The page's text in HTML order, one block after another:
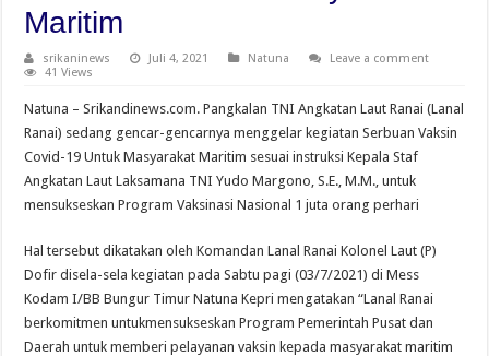
Maritim
srikaninews Juli 4, 2021 Natuna
Leave a comment
41 Views
Natuna – Srikandinews.com. Pangkalan TNI Angkatan Laut Ranai (Lanal
Ranai) sedang gencar-gencarnya menggelar kegiatan Serbuan Vaksin
Covid-19 Untuk Masyarakat Maritim sesuai instruksi Kepala Staf
Angkatan Laut Laksamana TNI Yudo Margono, S.E., M.M., untuk
mensukseskan Program Vaksinasi Nasional 1 juta orang perhari
Hal tersebut dikatakan oleh Komandan Lanal Ranai Kolonel Laut (P)
Dofir disela-sela kegiatan pada Sabtu pagi (03/7/2021) di Mess
Kodam I/BB Bungur Timur Natuna Kepri mengatakan “Lanal Ranai
berkomitmen untukmensukseskan Program Pemerintah Pusat dan
Daerah untuk memberi pelayanan vaksin kepada masyarakat maritim